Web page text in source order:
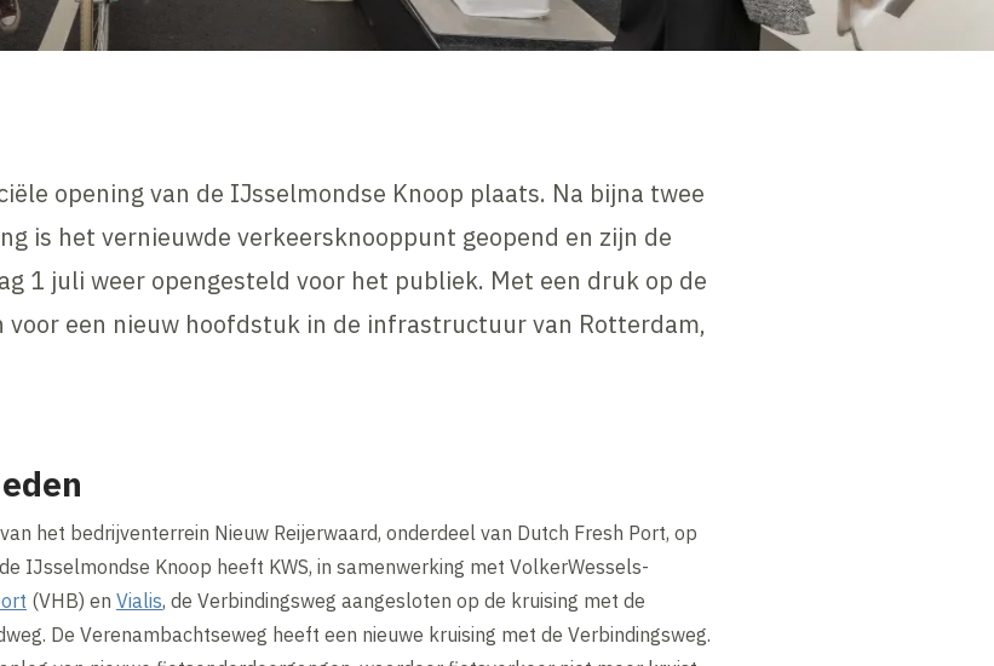
opening van de IJsselmondse Knoop plaats. Na bijna twee
is het vernieuwde verkeersknooppunt geopend en zijn de
1 juli weer opengesteld voor het publiek. Met een druk op de
voor een nieuw hoofdstuk in de infrastructuur van Rotterdam,
het bedrijventerrein Nieuw Reijerwaard, onderdeel van Dutch Fresh Port, op
IJsselmondse Knoop heeft KWS, in samenwerking met VolkerWessels-
(VHB) en Vialis, de Verbindingsweg aangesloten op de kruising met de
De Verenambachtseweg heeft een nieuwe kruising met de Verbindingsweg.